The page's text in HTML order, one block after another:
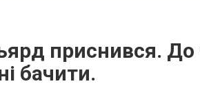
приснився. До
бачити.